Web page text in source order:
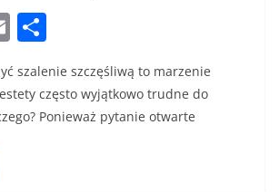
E
m
ai
l
h
ar
e
szalenie szczęśliwą to marzenie
często wyjątkowo trudne do
Ponieważ pytanie otwarte